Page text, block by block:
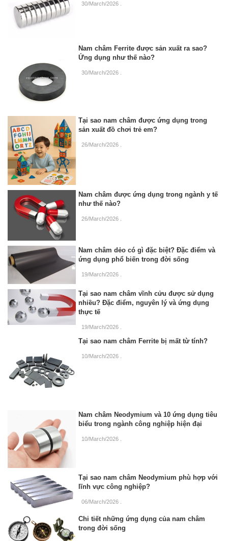
30/March/2026 .
Nam châm Ferrite được sản xuất ra sao?
Ứng dụng như thế nào?
30/March/2026
Tại sao nam châm được ứng dụng trong
sản xuất đồ chơi trẻ em?
26/March/2026
Nam châm được ứng dụng trong ngành y tế
như thế nào?
26/March/2026
Nam châm dẻo có gì đặc biệt? Đặc điểm và
ứng dụng phổ biến trong đời sống
19/March/2026
Tại sao nam châm vĩnh cửu được sử dụng
nhiều? Đặc điểm, nguyên lý và ứng dụng
thực tế
19/March/2026
Tại sao nam châm Ferrite bị mất từ tính?
10/March/2026
Nam châm Neodymium và 10 ứng dụng tiêu
biểu trong ngành công nghiệp hiện đại
10/March/2026
Tại sao nam châm Neodymium phù hợp với
lĩnh vực công nghiệp?
06/March/2026
Chi tiết những ứng dụng của nam châm
trong đời sống